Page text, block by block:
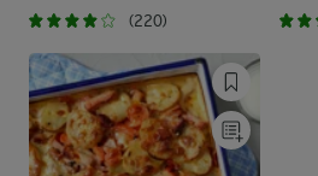
(220)